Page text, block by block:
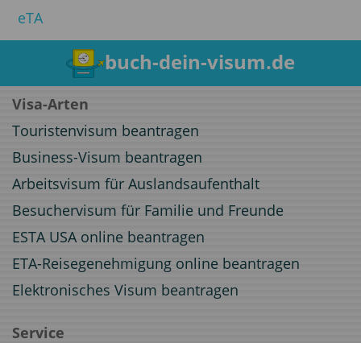
eTA
buch-dein-visum.de
Visa-Arten
Touristenvisum beantragen
Business-Visum beantragen
Arbeitsvisum für Auslandsaufenthalt
Besuchervisum für Familie und Freunde
ESTA USA online beantragen
ETA-Reisegenehmigung online beantragen
Elektronisches Visum beantragen
Service